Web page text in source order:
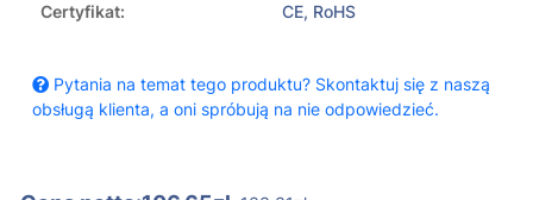
Certyfikat:
CE, RoHS
Pytania na temat tego produktu? Skontaktuj się z naszą
obsługą klienta, a oni spróbują na nie odpowiedzieć.